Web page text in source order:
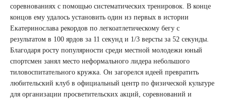
соревнованиях с помощью систематических тренировок. В конце
концов ему удалось установить один из первых в истории
Екатеринослава рекордов по легкоатлетическому бегу с
результатом в 100 ярдов за 11 секунд и 1/3 версты за 52 секунды.
Благодаря росту популярности среди местной молодежи юный
спортсмен занял место неформального лидера небольшого
тиловоспитательного кружка. Он загорелся идеей превратить
любительский клуб в официальный центр по физической культуре
для организации просветительских акций, соревнований и